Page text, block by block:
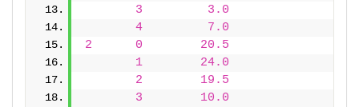
3
3.0
4
7.0
2
0
20.5
1
24.0
2
19.5
3
10.0